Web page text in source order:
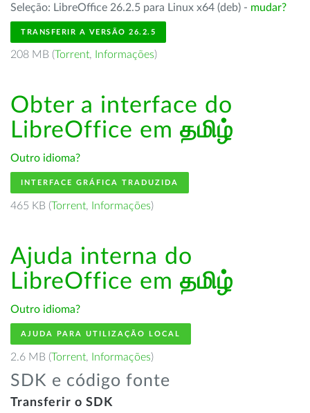
Seleção: LibreOffice 26.2.5 para Linux x64 (deb) - mudar?
TRANSFERIR A VERSÃO 26.2.5
208 MB (Torrent, Informações)
Obter a interface do
LibreOffice em தமிழ்
Outro idioma?
INTERFACE GRÁFICA TRADUZIDA
465 KB (Torrent, Informações)
Ajuda interna do
LibreOffice em தமிழ்
Outro idioma?
AJUDA PARA UTILIZAÇÃO LOCAL
2.6 MB (Torrent, Informações)
SDK e código fonte
Transferir o SDK